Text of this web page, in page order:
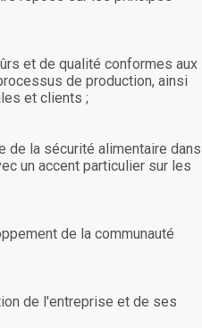
et de qualité conformes aux
de production, ainsi
et clients ;
de la sécurité alimentaire dans
un accent particulier sur les
de la communauté
de l'entreprise et de ses